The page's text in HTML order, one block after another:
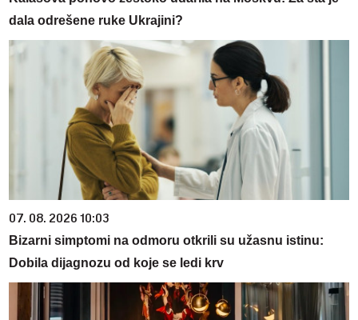
dala odrešene ruke Ukrajini?
07. 08. 2026 10:03
Bizarni simptomi na odmoru otkrili su užasnu istinu:
Dobila dijagnozu od koje se ledi krv